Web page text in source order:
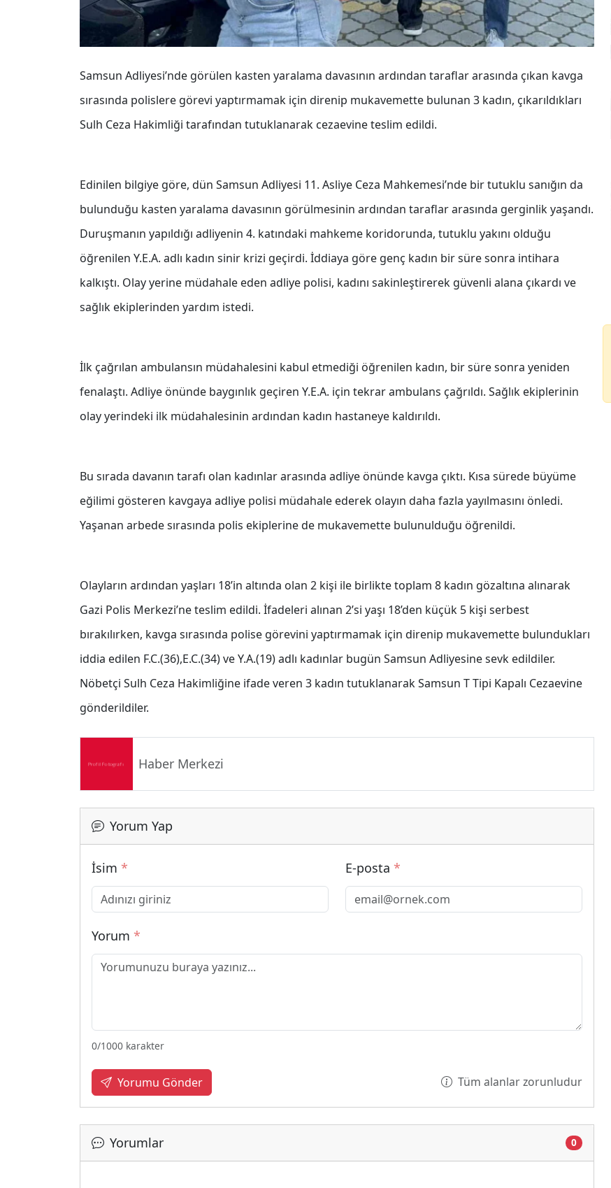
Samsun Adliyesi’nde görülen kasten yaralama davasının ardından taraflar arasında çıkan kavga
sırasında polislere görevi yaptırmamak için direnip mukavemette bulunan 3 kadın, çıkarıldıkları
Sulh Ceza Hakimliği tarafından tutuklanarak cezaevine teslim edildi.
Edinilen bilgiye göre, dün Samsun Adliyesi 11. Asliye Ceza Mahkemesi’nde bir tutuklu sanığın da
bulunduğu kasten yaralama davasının görülmesinin ardından taraflar arasında gerginlik yaşandı.
Duruşmanın yapıldığı adliyenin 4. katındaki mahkeme koridorunda, tutuklu yakını olduğu
öğrenilen Y.E.A. adlı kadın sinir krizi geçirdi. İddiaya göre genç kadın bir süre sonra intihara
kalkıştı. Olay yerine müdahale eden adliye polisi, kadını sakinleştirerek güvenli alana çıkardı ve
sağlık ekiplerinden yardım istedi.
İlk çağrılan ambulansın müdahalesini kabul etmediği öğrenilen kadın, bir süre sonra yeniden
fenalaştı. Adliye önünde baygınlık geçiren Y.E.A. için tekrar ambulans çağrıldı. Sağlık ekiplerinin
olay yerindeki ilk müdahalesinin ardından kadın hastaneye kaldırıldı.
Bu sırada davanın tarafı olan kadınlar arasında adliye önünde kavga çıktı. Kısa sürede büyüme
eğilimi gösteren kavgaya adliye polisi müdahale ederek olayın daha fazla yayılmasını önledi.
Yaşanan arbede sırasında polis ekiplerine de mukavemette bulunulduğu öğrenildi.
Olayların ardından yaşları 18’in altında olan 2 kişi ile birlikte toplam 8 kadın gözaltına alınarak
Gazi Polis Merkezi’ne teslim edildi. İfadeleri alınan 2’si yaşı 18’den küçük 5 kişi serbest
bırakılırken, kavga sırasında polise görevini yaptırmamak için direnip mukavemette bulundukları
iddia edilen F.C.(36),E.C.(34) ve Y.A.(19) adlı kadınlar bugün Samsun Adliyesine sevk edildiler.
Nöbetçi Sulh Ceza Hakimliğine ifade veren 3 kadın tutuklanarak Samsun T Tipi Kapalı Cezaevine
gönderildiler.
Haber Merkezi
Yorum Yap
İsim * E-posta *
Yorum *
0/1000 karakter
Yorumu Gönder Tüm alanlar zorunludur
Yorumlar 0